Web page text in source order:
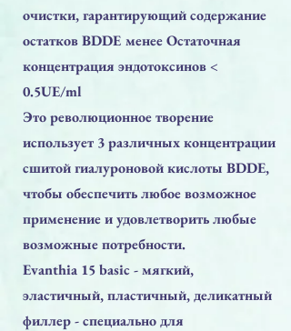
очистки, гарантирующий содержание
остатков BDDE менее Остаточная
концентрация эндотоксинов <
0.5UE/ml
Это революционное творение
использует 3 различных концентрации
сшитой гиалуроновой кислоты BDDE,
чтобы обеспечить любое возможное
применение и удовлетворить любые
возможные потребности.
Evanthia 15 basic - мягкий,
эластичный, пластичный, деликатный
филлер - специально для